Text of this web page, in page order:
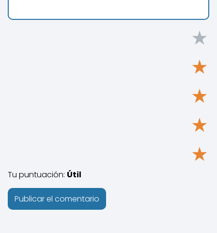
★
★
★
★
★
Tu puntuación: Útil